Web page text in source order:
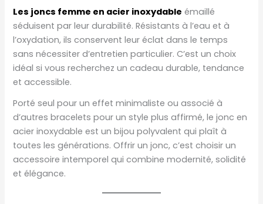
Les joncs femme en acier inoxydable émaillé
séduisent par leur durabilité. Résistants à l’eau et à
l’oxydation, ils conservent leur éclat dans le temps
sans nécessiter d’entretien particulier. C’est un choix
idéal si vous recherchez un cadeau durable, tendance
et accessible.
Porté seul pour un effet minimaliste ou associé à
d’autres bracelets pour un style plus affirmé, le jonc en
acier inoxydable est un bijou polyvalent qui plaît à
toutes les générations. Offrir un jonc, c’est choisir un
accessoire intemporel qui combine modernité, solidité
et élégance.